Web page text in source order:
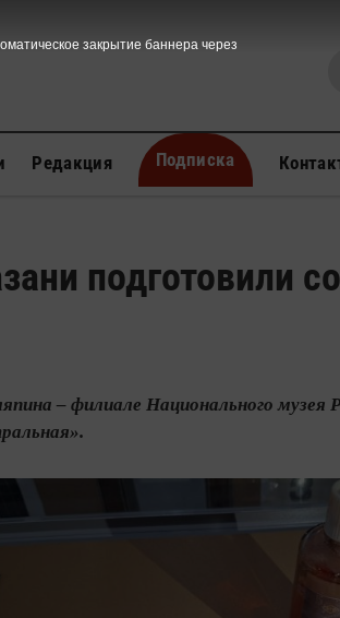
Редакция Подписка
подготовили
– филиале Национального
закрытие баннера через